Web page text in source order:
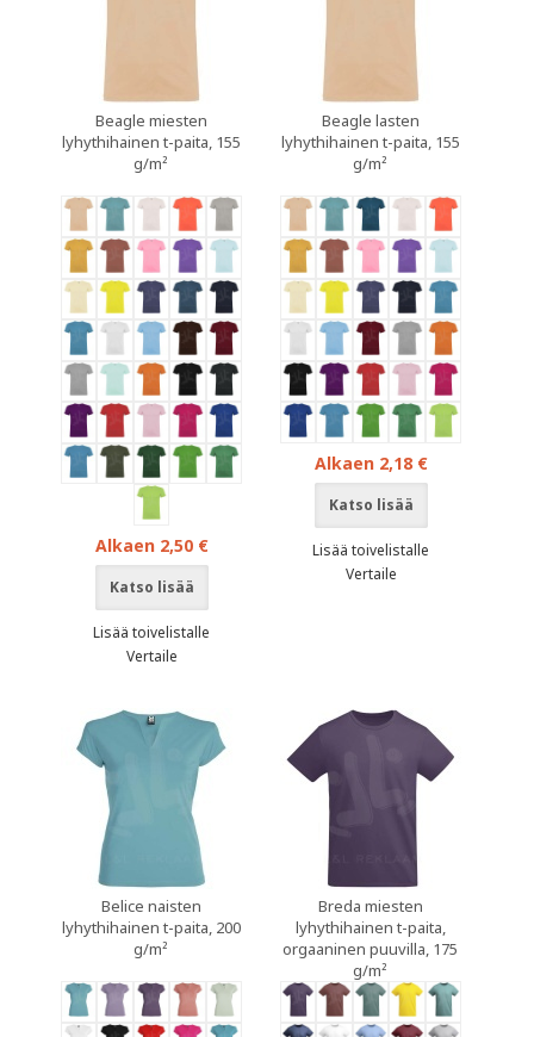
Beagle miesten
lyhythihainen t-paita, 155
g/m²
Alkaen 2,50 €
Katso lisää
Lisää toivelistalle
Vertaile
Beagle lasten
lyhythihainen t-paita, 155
g/m²
Alkaen 2,18 €
Katso lisää
Lisää toivelistalle
Vertaile
Belice naisten
lyhythihainen t-paita, 200
g/m²
Breda miesten
lyhythihainen t-paita,
orgaaninen puuvilla, 175
g/m²